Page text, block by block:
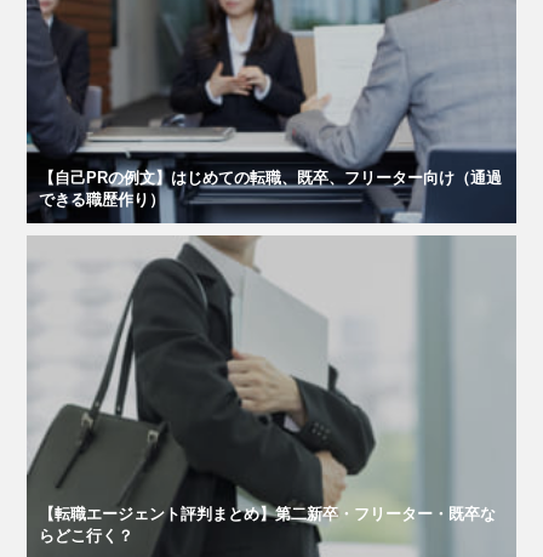
【自己PRの例文】はじめての転職、既卒、フリーター向け（通過
できる職歴作り）
【転職エージェント評判まとめ】第二新卒・フリーター・既卒な
らどこ行く？